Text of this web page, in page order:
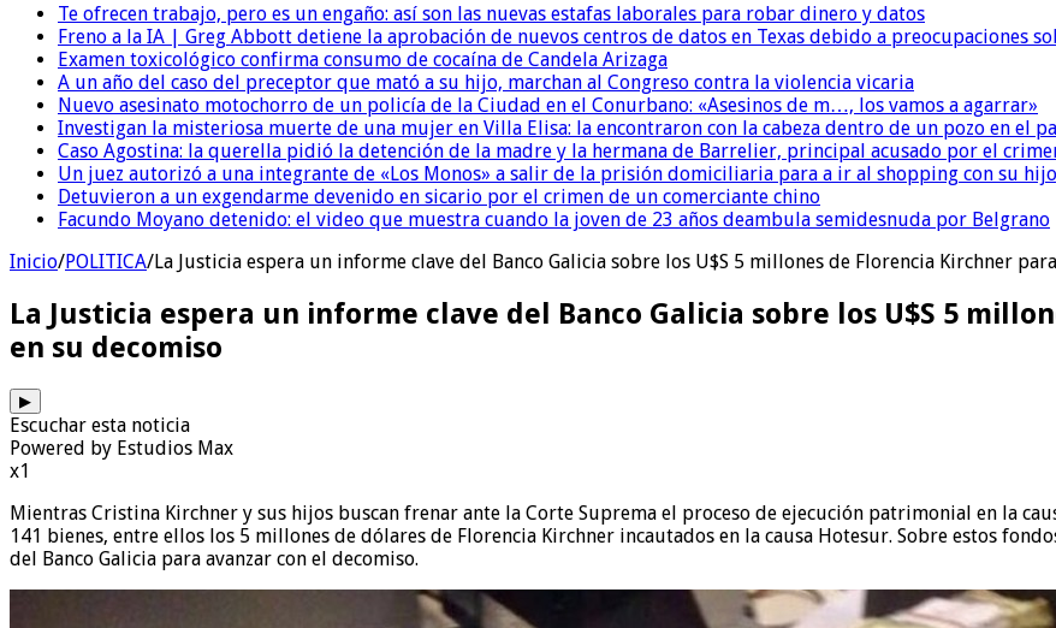
Te ofrecen trabajo, pero es un engaño: así son las nuevas estafas laborales para robar dinero y datos
Freno a la IA | Greg Abbott detiene la aprobación de nuevos centros de datos en Texas debido a preocupaciones
Examen toxicológico confirma consumo de cocaína de Candela Arizaga
A un año del caso del preceptor que mató a su hijo, marchan al Congreso contra la violencia vicaria
Nuevo asesinato motochorro de un policía de la Ciudad en el Conurbano: «Asesinos de m…, los vamos a agarrar»
Investigan la misteriosa muerte de una mujer en Villa Elisa: la encontraron con la cabeza dentro de un pozo en el
Caso Agostina: la querella pidió la detención de la madre y la hermana de Barrelier, principal acusado por el
Un juez autorizó a una integrante de «Los Monos» a salir de la prisión domiciliaria para a ir al shopping con su
Detuvieron a un exgendarme devenido en sicario por el crimen de un comerciante chino
Facundo Moyano detenido: el video que muestra cuando la joven de 23 años deambula semidesnuda por Belgrano
Inicio/POLITICA/La Justicia espera un informe clave del Banco Galicia sobre los U$S 5 millones de Florencia Kirchner
La Justicia espera un informe clave del Banco Galicia sobre los U$S 5
en su decomiso
▶
Escuchar esta noticia
Powered by Estudios Max
x1
Mientras Cristina Kirchner y sus hijos buscan frenar ante la Corte Suprema el proceso de ejecución patrimonial en la
141 bienes, entre ellos los 5 millones de dólares de Florencia Kirchner incautados en la causa Hotesur. Sobre estos
del Banco Galicia para avanzar con el decomiso.